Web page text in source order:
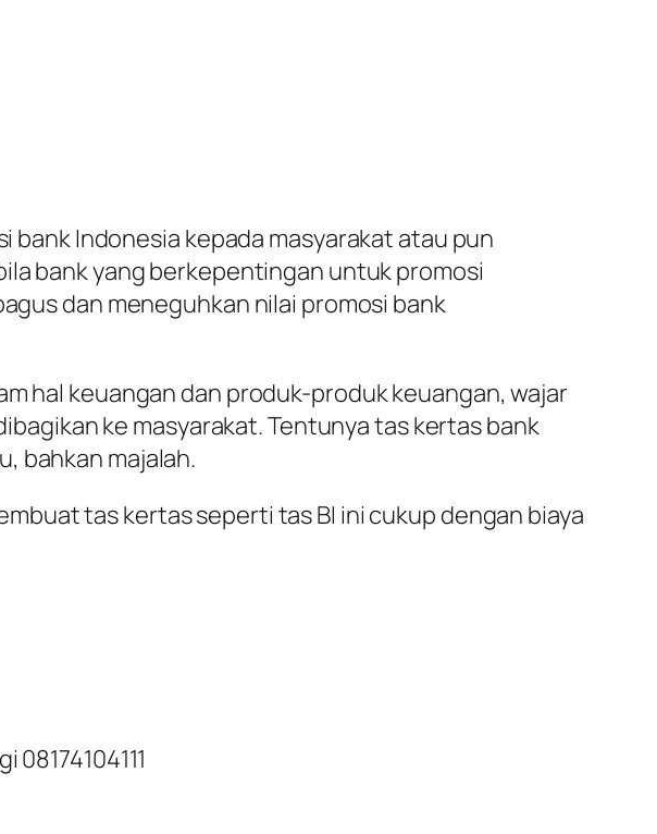
bank Indonesia kepada masyarakat atau pun
bank yang berkepentingan untuk promosi
dan meneguhkan nilai promosi bank
hal keuangan dan produk-produk keuangan, wajar
ke masyarakat. Tentunya tas kertas bank
bahkan majalah.
tas kertas seperti tas BI ini cukup dengan biaya